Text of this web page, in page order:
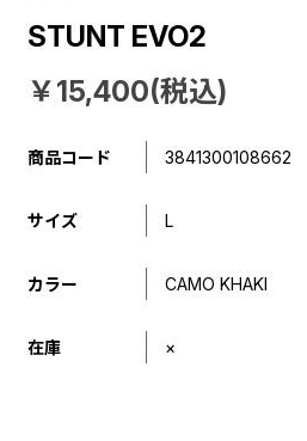
STUNT EVO2
￥15,400(税込)
商品コード 3841300108662
サイズ L
カラー CAMO KHAKI
在庫 ×